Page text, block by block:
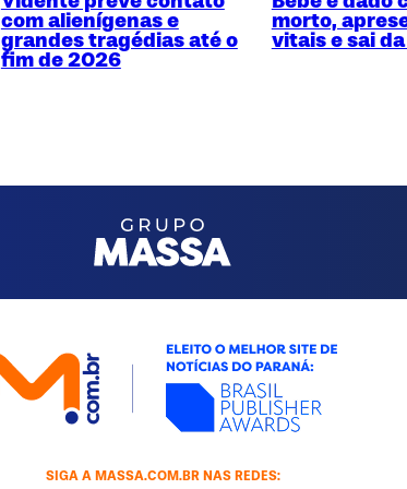
com alienígenas e
grandes tragédias até o
fim de 2026
morto,
vitais e sai da
SIGA A MASSA.COM.BR NAS REDES: